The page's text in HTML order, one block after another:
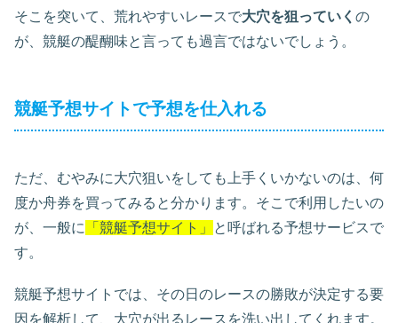
そこを突いて、荒れやすいレースで大穴を狙っていく の
が、競艇の醍醐味と言っても過言ではないでしょう。
競艇予想サイトで予想を仕入れる
ただ、むやみに大穴狙いをしても上手くいかないのは、何
度か舟券を買ってみると分かります。そこで利用したいの
が、一般に
「競艇予想サイト」
と呼ばれる予想サービスで
す。
競艇予想サイトでは、その日のレースの勝敗が決定する要
因を解析して、大穴が出るレースを洗い出してくれます。